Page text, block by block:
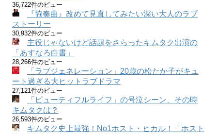
36,722件のビュー
『協奏曲』改めて見直してみたい深い大人のラブ
ストーリー
30,932件のビュー
主役じゃないけど話題をさらったキムタク出演の
「あすなろ白書」
28,266件のビュー
「ラブジェネレーション」20歳の松たか子がキュ
ート過ぎる大ヒットラブドラマ
27,121件のビュー
「ビューティフルライフ」の号泣シーン、その時
キムタクは？
26,593件のビュー
キムタク史上最強！No1ホスト・ヒカル！「ホスト